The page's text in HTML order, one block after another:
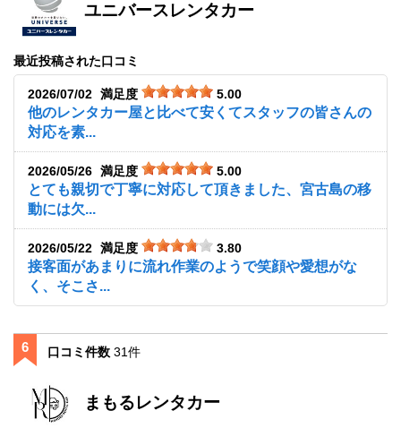
ユニバースレンタカー
最近投稿された口コミ
2026/07/02 満足度 5.00
他のレンタカー屋と比べて安くてスタッフの皆さんの
対応を素...
2026/05/26 満足度 5.00
とても親切で丁寧に対応して頂きました、宮古島の移
動には欠...
2026/05/22 満足度 3.80
接客面があまりに流れ作業のようで笑顔や愛想がな
く、そこさ...
口コミ件数 31件
まもるレンタカー
6